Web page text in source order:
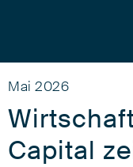
Mai 2026
Capital